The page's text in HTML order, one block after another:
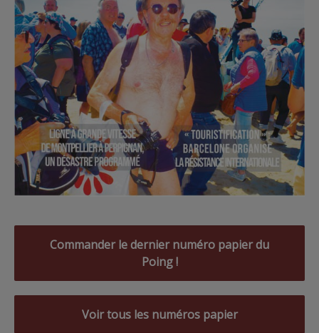
Commander le dernier numéro papier du
Poing !
Voir tous les numéros papier